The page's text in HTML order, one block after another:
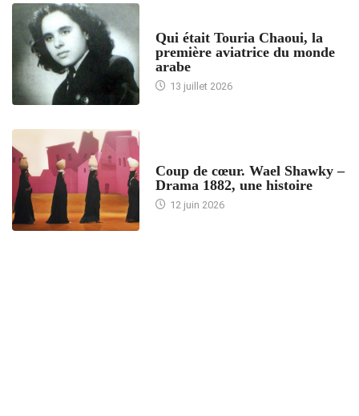
Qui était Touria Chaoui, la
première aviatrice du monde
arabe
13 juillet 2026
Coup de cœur. Wael Shawky –
Drama 1882, une histoire
12 juin 2026